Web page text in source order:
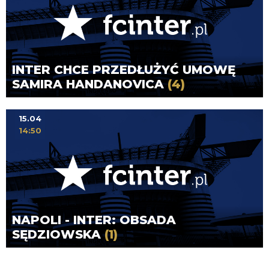
INTER CHCE PRZEDŁUŻYĆ UMOWĘ
SAMIRA HANDANOVICA(4)
NAPOLI - INTER: OBSADA
SĘDZIOWSKA(1)
15.04
14:50